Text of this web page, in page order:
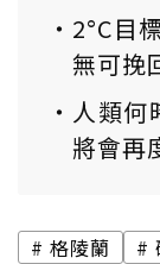
2°C目
無可挽
人類何
將會再
格陵蘭